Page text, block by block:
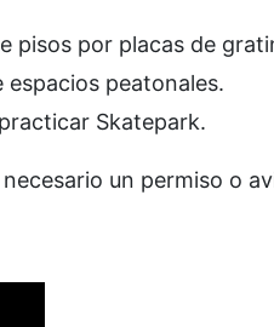
pisos por placas de
espacios peatonales.
Skatepark.
un permiso o